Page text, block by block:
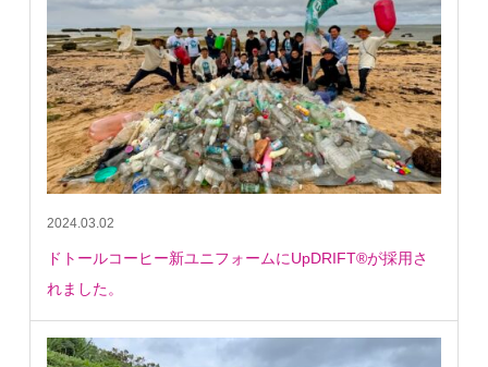
2024.03.02
ドトールコーヒー新ユニフォームにUpDRIFT®が採用さ
れました。